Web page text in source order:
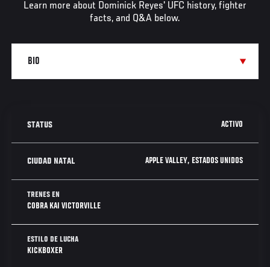
Learn more about Dominick Reyes' UFC history, fighter
facts, and Q&A below.
STATUS ACTIVO
CIUDAD NATAL APPLE VALLEY, ESTADOS UNIDOS
TRENES EN
COBRA KAI VICTORVILLE
ESTILO DE LUCHA
KICKBOXER